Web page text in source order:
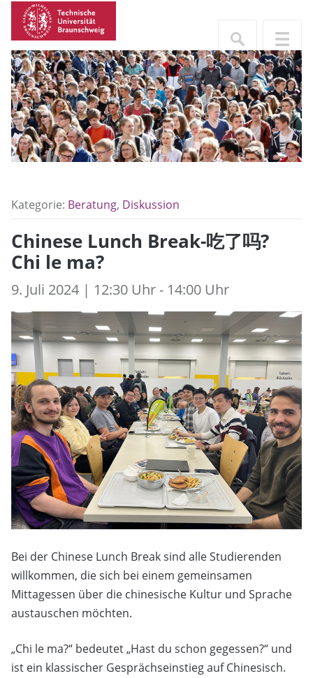
Kategorie: Beratung, Diskussion
Chinese Lunch Break-吃了吗?
Chi le ma?
9. Juli 2024 | 12:30 Uhr - 14:00 Uhr
Bei der Chinese Lunch Break sind alle Studierenden
willkommen, die sich bei einem gemeinsamen
Mittagessen über die chinesische Kultur und Sprache
austauschen möchten.
„Chi le ma?“ bedeutet „Hast du schon gegessen?“ und
ist ein klassischer Gesprächseinstieg auf Chinesisch.